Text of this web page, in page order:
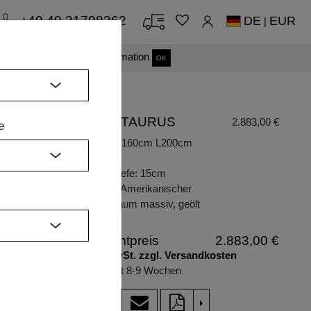
Mehr Information OK
+49 40 31798362 DE | EUR
BETT TAURUS
2.883,00 €
Maße: B160cm L200cm
Einlegetiefe: 15cm
Holzart: Amerikanischer
Kirschbaum massiv, geölt
Gesamtpreis 2.883,00 €
inkl. MwSt. zzgl. Versandkosten
Lieferzeit 8-9 Wochen
>